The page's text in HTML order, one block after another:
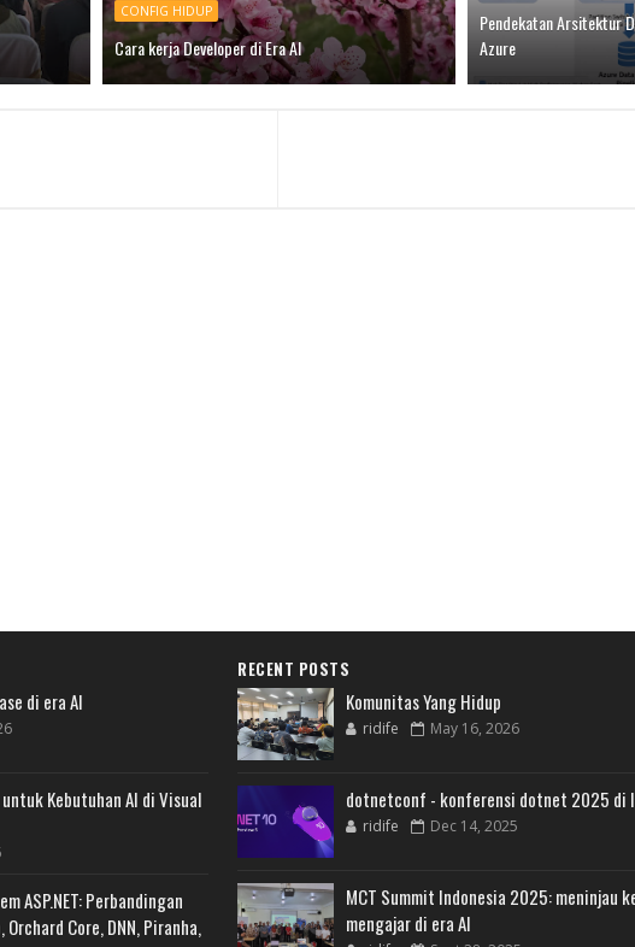
CONFIG HIDUP
Cara kerja Developer di Era AI
Pendekatan Arsitektur
Azure
di era AI
Kebutuhan AI di Visual
ASP.NET: Perbandingan
Core, DNN, Piranha,
RECENT POSTS
Komunitas Yang Hidup
ridife May 16, 2026
dotnetconf - konferensi dotnet 2025 di
ridife Dec 14, 2025
MCT Summit Indonesia 2025: meninjau
mengajar di era AI